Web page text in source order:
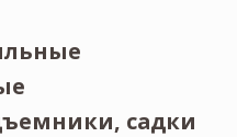
садки